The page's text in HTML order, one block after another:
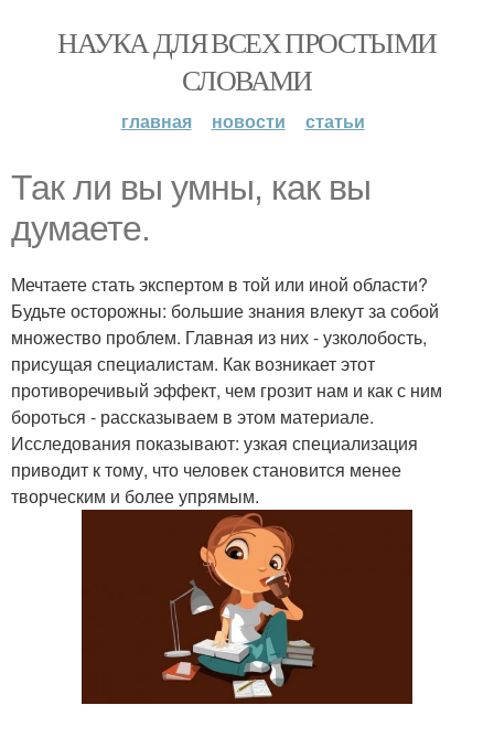
НАУКА ДЛЯ ВСЕХ ПРОСТЫМИ
СЛОВАМИ
главная новости статьи
Так ли вы умны, как вы
думаете.
Мечтаете стать экспертом в той или иной области?
Будьте осторожны: большие знания влекут за собой
множество проблем. Главная из них - узколобость,
присущая специалистам. Как возникает этот
противоречивый эффект, чем грозит нам и как с ним
бороться - рассказываем в этом материале.
Исследования показывают: узкая специализация
приводит к тому, что человек становится менее
творческим и более упрямым.